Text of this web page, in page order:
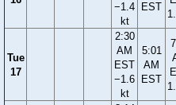
−1.4
kt
EST
Tue
17
2:30
AM
EST
−1.6
kt
5:01
AM
EST